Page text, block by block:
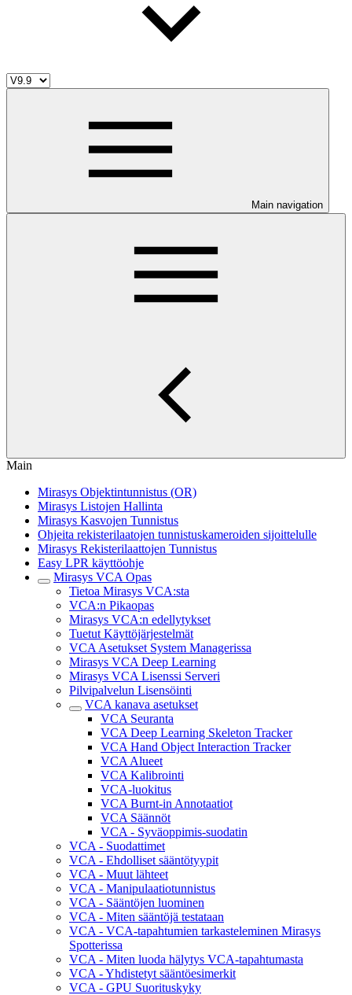
Main navigation
Main
Mirasys Objektintunnistus (OR)
Mirasys Listojen Hallinta
Mirasys Kasvojen Tunnistus
Ohjeita rekisterilaatojen tunnistuskameroiden sijoittelulle
Mirasys Rekisterilaattojen Tunnistus
Easy LPR käyttöohje
Mirasys VCA Opas
Tietoa Mirasys VCA:sta
VCA:n Pikaopas
Mirasys VCA:n edellytykset
Tuetut Käyttöjärjestelmät
VCA Asetukset System Managerissa
Mirasys VCA Deep Learning
Mirasys VCA Lisenssi Serveri
Pilvipalvelun Lisensöinti
VCA kanava asetukset
VCA Seuranta
VCA Deep Learning Skeleton Tracker
VCA Hand Object Interaction Tracker
VCA Alueet
VCA Kalibrointi
VCA-luokitus
VCA Burnt-in Annotaatiot
VCA Säännöt
VCA - Syväoppimis-suodatin
VCA - Suodattimet
VCA - Ehdolliset sääntötyypit
VCA - Muut lähteet
VCA - Manipulaatiotunnistus
VCA - Sääntöjen luominen
VCA - Miten sääntöjä testataan
VCA - VCA-tapahtumien tarkasteleminen Mirasys
Spotterissa
VCA - Miten luoda hälytys VCA-tapahtumasta
VCA - Yhdistetyt sääntöesimerkit
VCA - GPU Suorituskyky